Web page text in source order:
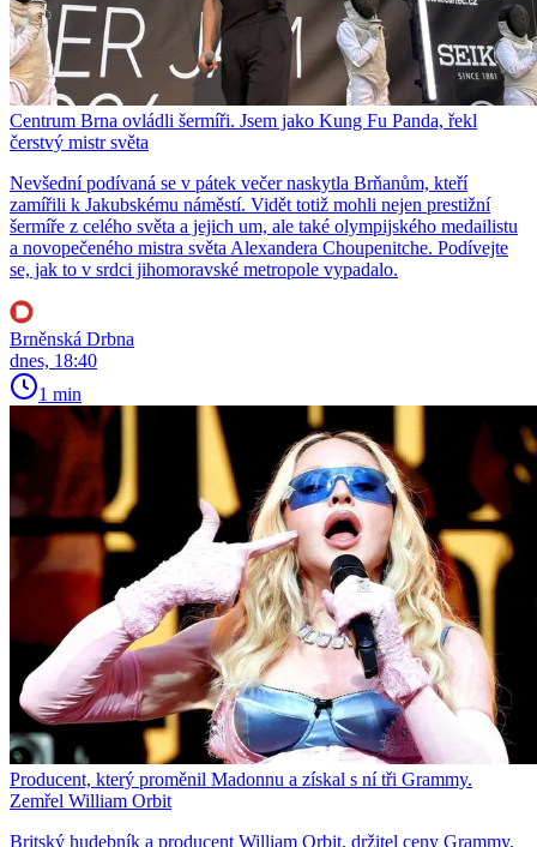
Centrum Brna ovládli šermíři. Jsem jako Kung Fu Panda, řekl
čerstvý mistr světa
Nevšední podívaná se v pátek večer naskytla Brňanům, kteří
zamířili k Jakubskému náměstí. Vidět totiž mohli nejen prestižní
šermíře z celého světa a jejich um, ale také olympijského medailistu
a novopečeného mistra světa Alexandera Choupenitche. Podívejte
se, jak to v srdci jihomoravské metropole vypadalo.
Brněnská Drbna
dnes, 18:40
1 min
Producent, který proměnil Madonnu a získal s ní tři Grammy.
Zemřel William Orbit
Britský hudebník a producent William Orbit, držitel ceny Grammy,